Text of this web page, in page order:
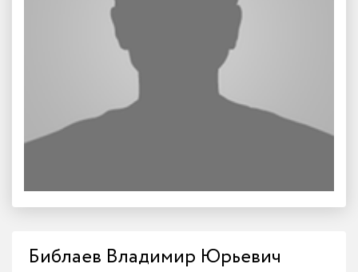
Библаев Владимир Юрьевич